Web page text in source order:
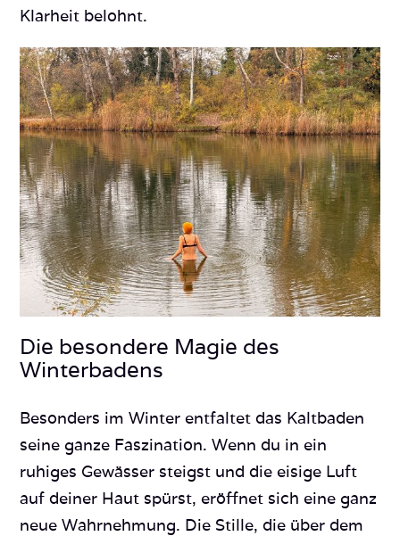
Klarheit belohnt.
Die besondere Magie des
Winterbadens
Besonders im Winter entfaltet das Kaltbaden
seine ganze Faszination. Wenn du in ein
ruhiges Gewässer steigst und die eisige Luft
auf deiner Haut spürst, eröffnet sich eine ganz
neue Wahrnehmung. Die Stille, die über dem